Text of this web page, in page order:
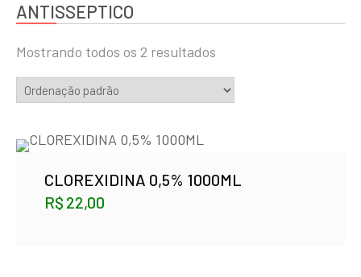
ANTISSEPTICO
Mostrando todos os 2 resultados
CLOREXIDINA 0,5% 1000ML
R$ 22,00